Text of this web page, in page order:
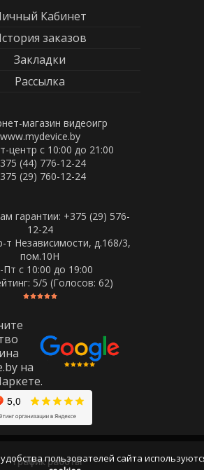
Кабинет
заказов
Закладки
Рассылка
магазин видеоигр
www.mydevice.by
центр с 10:00 до 21:00
(44) 776-12-24
(29) 760-12-24
гарантии: +375 (29) 576-
12-24
т Независимости, д.168/3,
пом.10Н
Пт c 10:00 до 19:00
5/5 (Голосов: 62)
График работы
пользователей сайта